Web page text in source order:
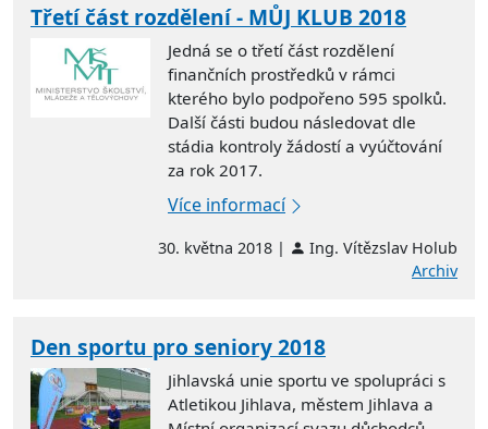
Třetí část rozdělení - MŮJ KLUB 2018
Jedná se o třetí část rozdělení
finančních prostředků v rámci
kterého bylo podpořeno 595 spolků.
Další části budou následovat dle
stádia kontroly žádostí a vyúčtování
za rok 2017.
Více informací
30. května 2018 |
Ing. Vítězslav Holub
Archiv
Den sportu pro seniory 2018
Jihlavská unie sportu ve spolupráci s
Atletikou Jihlava, městem Jihlava a